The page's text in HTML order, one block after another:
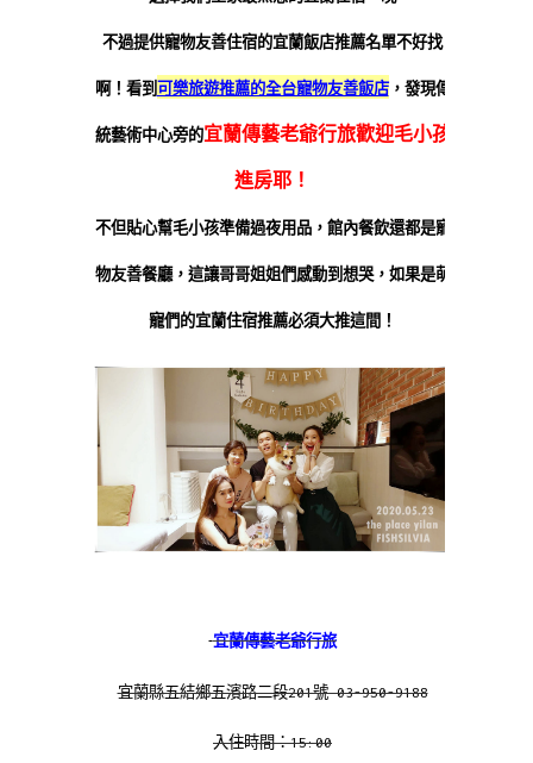
不過提供寵物友善住宿的宜蘭飯店推薦名單不好找
啊！看到可樂旅遊推薦的全台寵物友善飯店，發現傳
統藝術中心旁的宜蘭傳藝老爺行旅歡迎毛小孩
進房耶！
不但貼心幫毛小孩準備過夜用品，館內餐飲還都是寵
物友善餐廳，這讓哥哥姐姐們感動到想哭，如果是萌
寵們的宜蘭住宿推薦必須大推這間！
宜蘭傳藝老爺行旅
宜蘭縣五結鄉五濱路二段201號 03-950-9188
入住時間：15:00